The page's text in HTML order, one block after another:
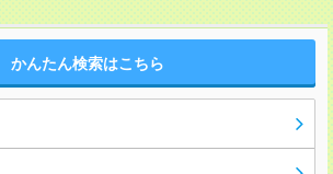
かんたん検索はこちら